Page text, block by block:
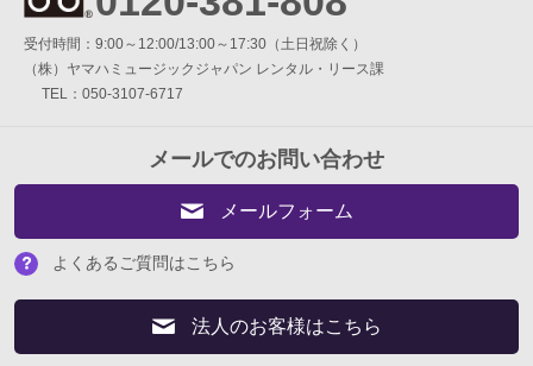
受付時間：9:00～12:00/13:00～17:30（土日祝除く）
（株）ヤマハミュージックジャパン レンタル・リース課
TEL：050-3107-6717
メールでのお問い合わせ
メールフォーム
よくあるご質問はこちら
法人のお客様はこちら